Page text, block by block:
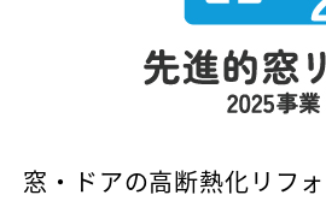
窓・ドアの高断熱化リフ